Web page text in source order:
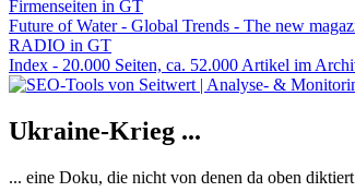
Firmenseiten in GT
Future of Water - Global Trends - The new
RADIO in GT
Index - 20.000 Seiten, ca. 52.000 Artikel im
Ukraine-Krieg ...
... eine Doku, die nicht von denen da oben